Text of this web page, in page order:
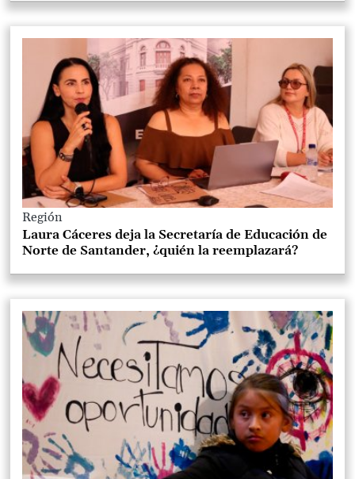
Región
Laura Cáceres deja la Secretaría de Educación de
Norte de Santander, ¿quién la reemplazará?